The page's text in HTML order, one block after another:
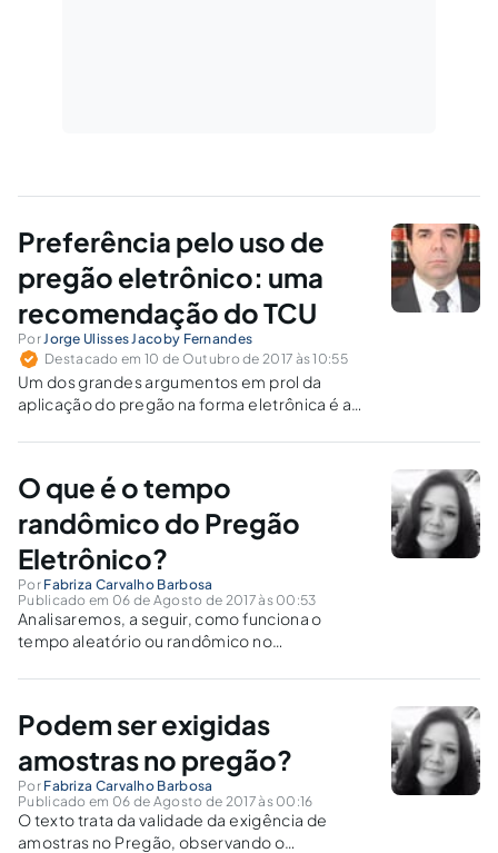
Preferência pelo uso de
pregão eletrônico: uma
recomendação do TCU
Por Jorge Ulisses Jacoby Fernandes
Destacado em 10 de Outubro de 2017 às 10:55
Um dos grandes argumentos em prol da
aplicação do pregão na forma eletrônica é a
os pontos negativos do uso dessa forma de
O que é o tempo
randômico do Pregão
Eletrônico?
Por Fabriza Carvalho Barbosa
Publicado em 06 de Agosto de 2017 às 00:53
Analisaremos, a seguir, como funciona o
tempo aleatório ou randômico no
eletrônico.
Podem ser exigidas
amostras no pregão?
Por Fabriza Carvalho Barbosa
Publicado em 06 de Agosto de 2017 às 00:16
O texto trata da validade da exigência de
amostras no Pregão, observando o